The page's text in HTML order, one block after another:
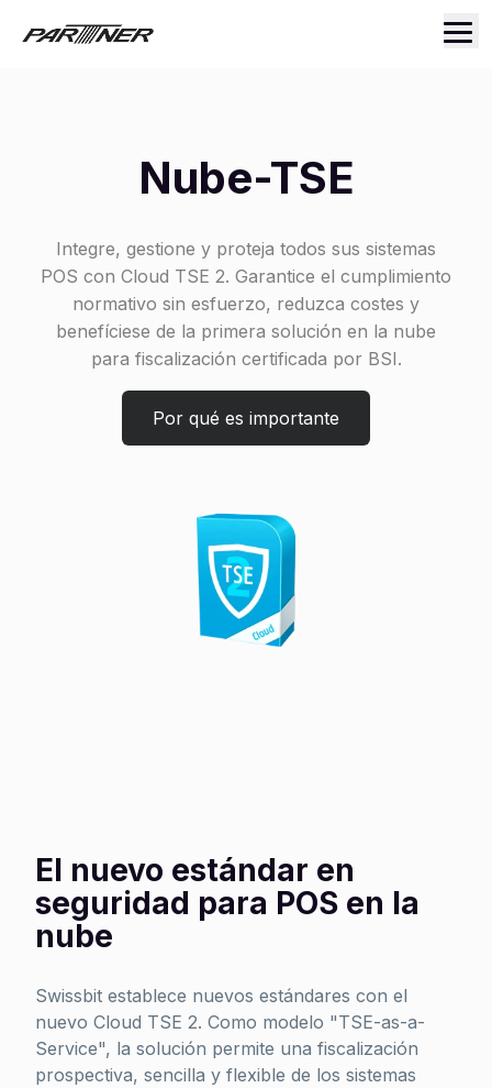
Nube-TSE
Integre, gestione y proteja todos sus sistemas
POS con Cloud TSE 2. Garantice el cumplimiento
normativo sin esfuerzo, reduzca costes y
benefíciese de la primera solución en la nube
para fiscalización certificada por BSI.
Por qué es importante
El nuevo estándar en
seguridad para POS en la
nube
Swissbit establece nuevos estándares con el
nuevo Cloud TSE 2. Como modelo "TSE-as-a-
Service", la solución permite una fiscalización
prospectiva, sencilla y flexible de los sistemas